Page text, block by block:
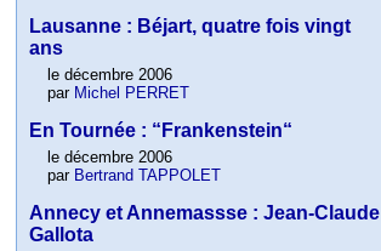
Lausanne : Béjart, quatre fois vingt
ans
le décembre 2006
par Michel PERRET
En Tournée : “Frankenstein“
le décembre 2006
par Bertrand TAPPOLET
Annecy et Annemassse : Jean-Claude
Gallota